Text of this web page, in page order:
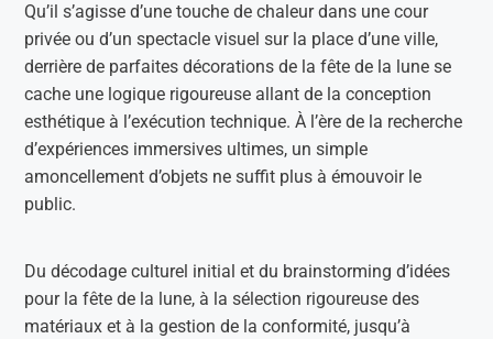
Qu’il s’agisse d’une touche de chaleur dans une cour
privée ou d’un spectacle visuel sur la place d’une ville,
derrière de parfaites décorations de la fête de la lune se
cache une logique rigoureuse allant de la conception
esthétique à l’exécution technique. À l’ère de la recherche
d’expériences immersives ultimes, un simple
amoncellement d’objets ne suffit plus à émouvoir le
public.
Du décodage culturel initial et du brainstorming d’idées
pour la fête de la lune, à la sélection rigoureuse des
matériaux et à la gestion de la conformité, jusqu’à